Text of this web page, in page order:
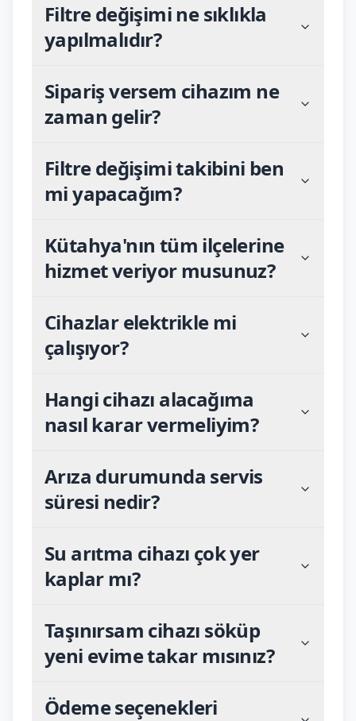
Filtre değişimi ne sıklıkla
yapılmalıdır?
Sipariş versem cihazım ne
zaman gelir?
Filtre değişimi takibini ben
mi yapacağım?
Kütahya'nın tüm ilçelerine
hizmet veriyor musunuz?
Cihazlar elektrikle mi
çalışıyor?
Hangi cihazı alacağıma
nasıl karar vermeliyim?
Arıza durumunda servis
süresi nedir?
Su arıtma cihazı çok yer
kaplar mı?
Taşınırsam cihazı söküp
yeni evime takar mısınız?
Ödeme seçenekleri